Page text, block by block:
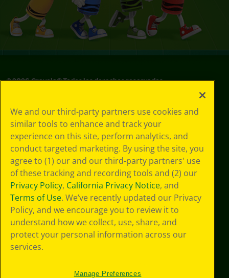
©2026Crayola® Todos los derechos reservados.
de privacidad
Política de
privacidad
Términos de SMS
GDPR
Aviso de
privacidad de CA
Cookie
Preferences
Condiciones de
uso
Accesibilidad web
Mapa del sitio
We and our third-party partners use cookies and
similar tools to enhance and track your
experience on this site, perform analytics, and
conduct targeted marketing. By using the site, you
agree to (1) our and our third-party partners' use
of these tracking and recording tools and (2) our
Privacy Policy, California Privacy Notice, and
Terms of Use. We’ve recently updated our Privacy
Policy, and we encourage you to review it to
understand how we collect, use, share, and
protect your personal information across our
services.
Manage Preferences